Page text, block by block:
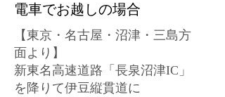
電車でお越しの場合
【東京・名古屋・沼津・三島方
面より】
新東名高速道路「長泉沼津IC」
を降りて伊豆縦貫道に